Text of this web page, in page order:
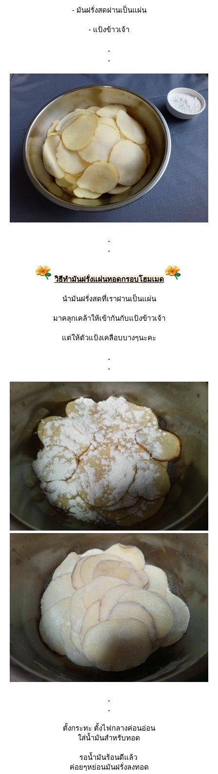
- มันฝรั่งสดฝานเป็นแผ่น
- แป้งข้าวเจ้า
.
.
.
.
วิธีทำมันฝรั่งแผ่นทอดกรอบโฮมเมด
นำมันฝรั่งสดที่เราฝานเป็นแผ่น
มาคลุกเคล้าให้เข้ากันกับแป้งข้าวเจ้า
แต่ให้ตัวแป้งเคลือบบางๆนะคะ
.
.
.
.
ตั้งกระทะ ตั้งไฟกลางค่อนอ่อน
ใส่น้ำมันสำหรับทอด
รอน้ำมันร้อนดีแล้ว
ค่อยๆหย่อนมันฝรั่งลงทอด